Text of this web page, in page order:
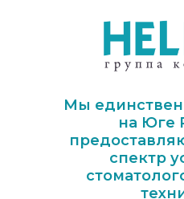
Мы
на Юге
спектр